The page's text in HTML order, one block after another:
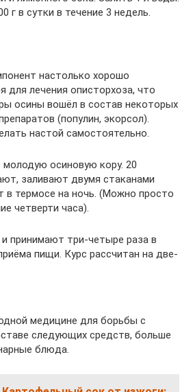
г в сутки в течение 3 недель.
настолько хорошо
для лечения описторхоза, что
осины вошёл в состав некоторых
(популин, экорсол).
настой самостоятельно.
осиновую кору. 20
заливают двумя стаканами
в термосе на ночь. (Можно просто
четверти часа).
принимают три-четыре раза в
пищи. Курс рассчитан на две-
медицине для борьбы с
следующих средств, больше
блюда.